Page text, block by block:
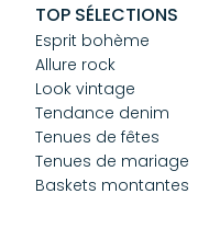
TOP SÉLECTIONS
Esprit bohème
Allure rock
Look vintage
Tendance denim
Tenues de fêtes
Tenues de mariage
Baskets montantes